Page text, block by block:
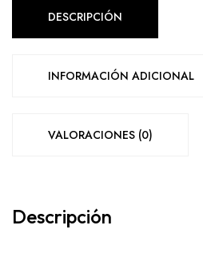
DESCRIPCIÓN
INFORMACIÓN ADICIONAL
VALORACIONES (0)
Descripción